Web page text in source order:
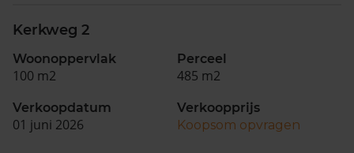
Kerkweg 2
Woonoppervlak
100 m2
Perceel
485 m2
Verkoopdatum
01 juni 2026
Verkoopprijs
Koopsom opvragen